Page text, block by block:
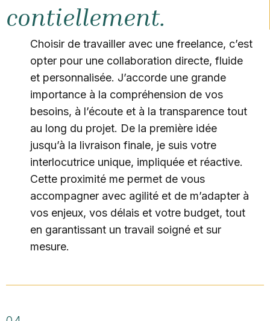
contiellement.
Choisir de travailler avec une freelance, c’est
opter pour une collaboration directe, fluide
et personnalisée. J’accorde une grande
importance à la compréhension de vos
besoins, à l’écoute et à la transparence tout
au long du projet. De la première idée
jusqu’à la livraison finale, je suis votre
interlocutrice unique, impliquée et réactive.
Cette proximité me permet de vous
accompagner avec agilité et de m’adapter à
vos enjeux, vos délais et votre budget, tout
en garantissant un travail soigné et sur
mesure.